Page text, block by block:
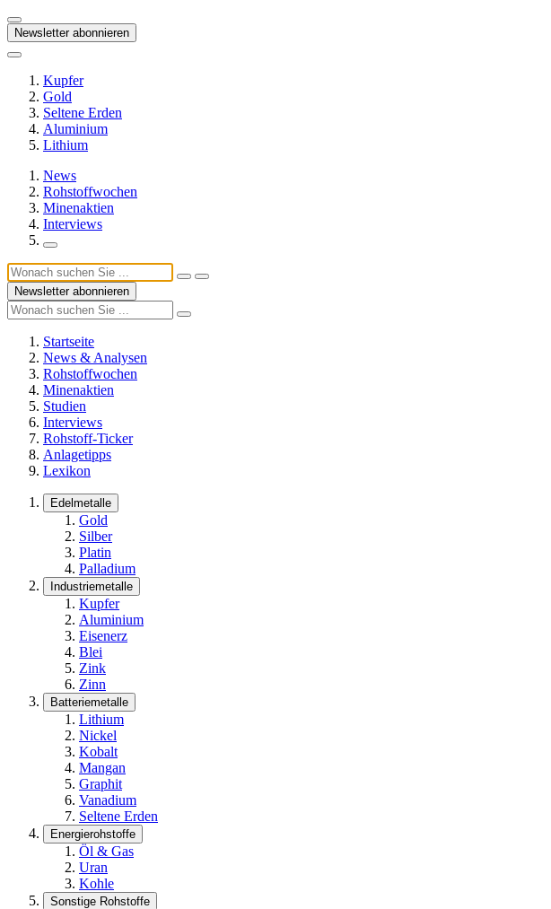
Newsletter abonnieren
Kupfer
Gold
Seltene Erden
Aluminium
Lithium
News
Rohstoffwochen
Minenaktien
Interviews
Newsletter abonnieren
Startseite
News & Analysen
Rohstoffwochen
Minenaktien
Studien
Interviews
Rohstoff-Ticker
Anlagetipps
Lexikon
Edelmetalle
Gold
Silber
Platin
Palladium
Industriemetalle
Kupfer
Aluminium
Eisenerz
Blei
Zink
Zinn
Batteriemetalle
Lithium
Nickel
Kobalt
Mangan
Graphit
Vanadium
Seltene Erden
Energierohstoffe
Öl & Gas
Uran
Kohle
Sonstige Rohstoffe